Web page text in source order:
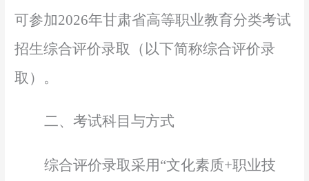
可参加2026年甘肃省高等职业教育分类考试
招生综合评价录取（以下简称综合评价录
取）。
二、考试科目与方式
综合评价录取采用 “文化素质+职业技